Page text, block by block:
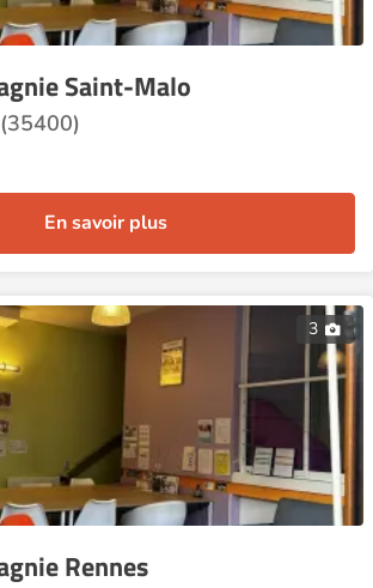
Saint-Malo
En savoir plus
3
Rennes